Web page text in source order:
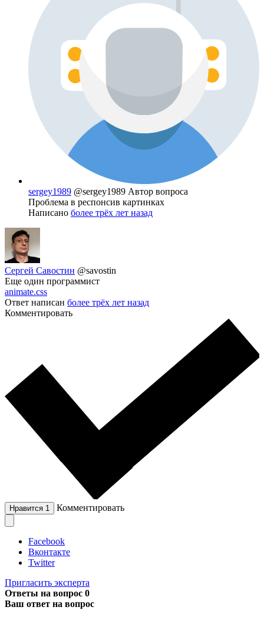
sergey1989 @sergey1989 Автор вопроса
Проблема в респонсив картинках
Написано более трёх лет назад
Сергей Савостин @savostin
Еще один программист
animate.css
Ответ написан более трёх лет назад
Комментировать
Нравится 1 Комментировать
Facebook
Вконтакте
Twitter
Пригласить эксперта
Ответы на вопрос 0
Ваш ответ на вопрос